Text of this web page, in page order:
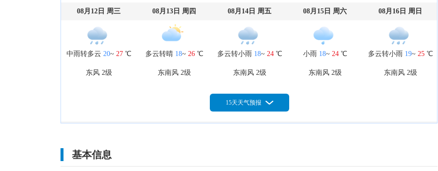
08月12日 周三
中雨转多云 20~ 27℃
东风 2级
08月13日 周四
多云转晴 18~ 26℃
东南风 2级
08月14日 周五
多云转小雨 18~ 24℃
东南风 2级
08月15日 周六
小雨 18~ 24℃
东南风 2级
08月16日 周日
多云转小雨 19~ 25℃
东南风 2级
15天天气预报
基本信息